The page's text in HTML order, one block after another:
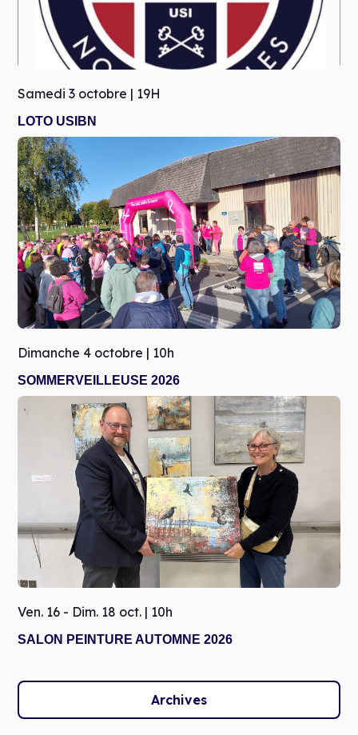
Samedi 3 octobre | 19H
LOTO USIBN
Dimanche 4 octobre | 10h
SOMMERVEILLEUSE 2026
Ven. 16 - Dim. 18 oct. | 10h
SALON PEINTURE AUTOMNE 2026
Archives